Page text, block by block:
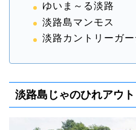
ゆいま～る淡路
淡路島マンモス
淡路カントリーガー
淡路島じゃのひれアウ